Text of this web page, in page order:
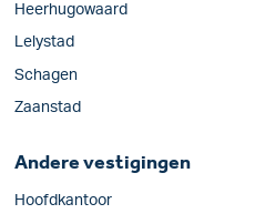
Heerhugowaard
Lelystad
Schagen
Zaanstad
Andere vestigingen
Hoofdkantoor